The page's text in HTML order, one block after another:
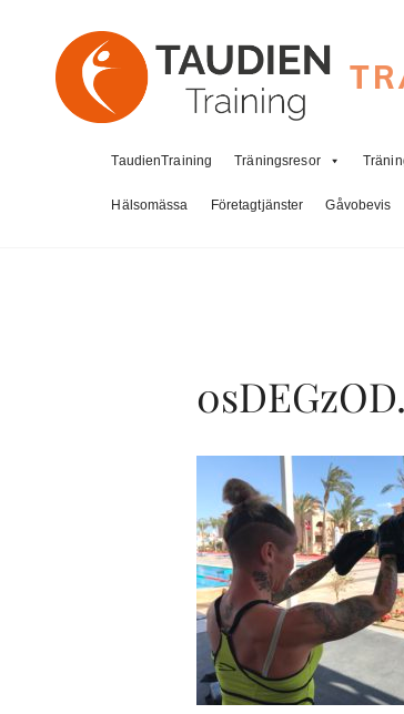
TaudienTraining Träningsresor
Hälsomässa Företagtjänster Gåvobevis